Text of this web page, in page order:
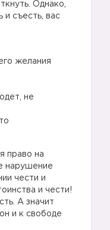
Однако,
и съесть, вас
желания
не
право на
нарушение
чести и
и чести!
А значит
и к свободе